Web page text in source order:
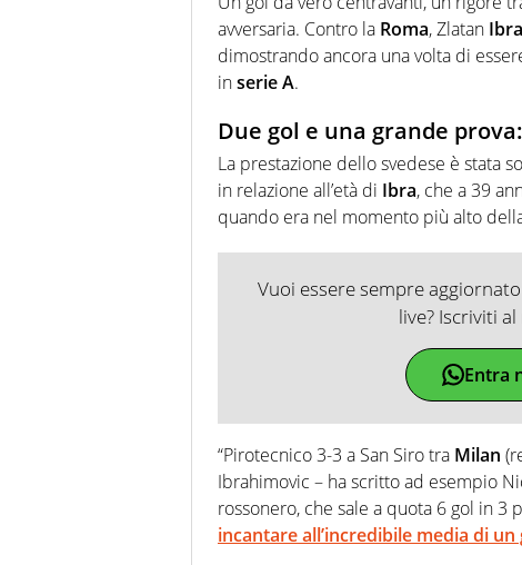
avversaria. Contro la Roma, Zlatan
dimostrando ancora una volta di
inserie A.
Due gol e una grande
La prestazione dello svedese è stata
in relazione all’età di Ibra, che a 39
quando era nel momento più alto
Vuoi essere sempre
live? Iscriviti
Entra
“Pirotecnico 3-3 a San Siro tra Milan
Ibrahimovic – ha scritto ad esempio
rossonero, che sale a quota 6 gol in 3
incantare all’incredibile media di